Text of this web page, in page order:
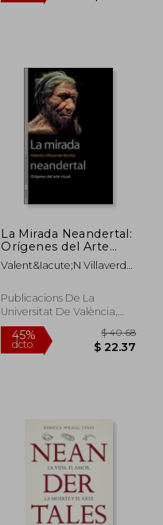
45%
dcto.
La Mirada Neandertal:
Orígenes del Arte
Visual: 32 (Sin
Fronteras)
Valent&Iacute;N Villaverde
Publicacions De La
Universitat De València,
2020, Tapa Blanda, Nuevo